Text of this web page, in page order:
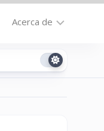
Acerca de
Contacto